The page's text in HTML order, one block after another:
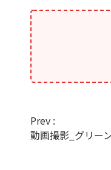
Prev :
動画撮影_グリー